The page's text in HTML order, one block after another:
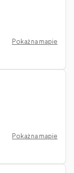
Pokaż na mapie
Pokaż na mapie